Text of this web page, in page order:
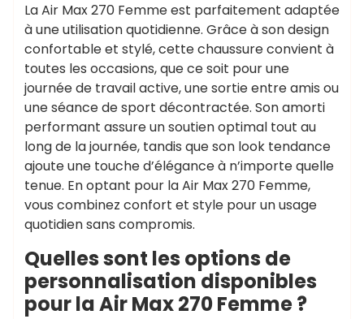
La Air Max 270 Femme est parfaitement adaptée
à une utilisation quotidienne. Grâce à son design
confortable et stylé, cette chaussure convient à
toutes les occasions, que ce soit pour une
journée de travail active, une sortie entre amis ou
une séance de sport décontractée. Son amorti
performant assure un soutien optimal tout au
long de la journée, tandis que son look tendance
ajoute une touche d’élégance à n’importe quelle
tenue. En optant pour la Air Max 270 Femme,
vous combinez confort et style pour un usage
quotidien sans compromis.
Quelles sont les options de
personnalisation disponibles
pour la Air Max 270 Femme ?